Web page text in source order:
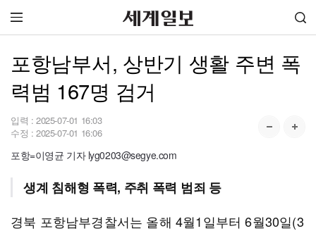
포항남부서, 상반기 생활 주변 폭
력범 167명 검거
입력 : 2025-07-01 16:03
수정 : 2025-07-01 16:06
포항=이영균 기자 lyg0203@segye.com
생계 침해형 폭력, 주취 폭력 범죄 등
경북 포항남부경찰서는 올해 4월1일부터 6월30일(3